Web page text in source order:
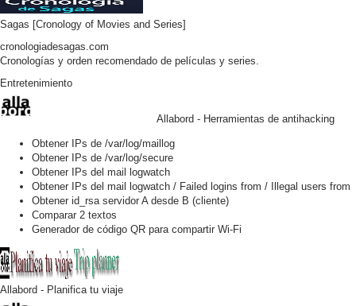
Sagas [Cronology of Movies and Series]
cronologiadesagas.com
Cronologías y orden recomendado de películas y series.
Entretenimiento
Allabord - Herramientas de antihacking
Obtener IPs de /var/log/maillog
Obtener IPs de /var/log/secure
Obtener IPs del mail logwatch
Obtener IPs del mail logwatch / Failed logins from / Illegal users from
Obtener id_rsa servidor A desde B (cliente)
Comparar 2 textos
Generador de código QR para compartir Wi-Fi
Allabord - Planifica tu viaje